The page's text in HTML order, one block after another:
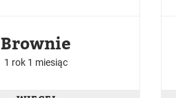
Brownie
1 rok 1 miesiąc